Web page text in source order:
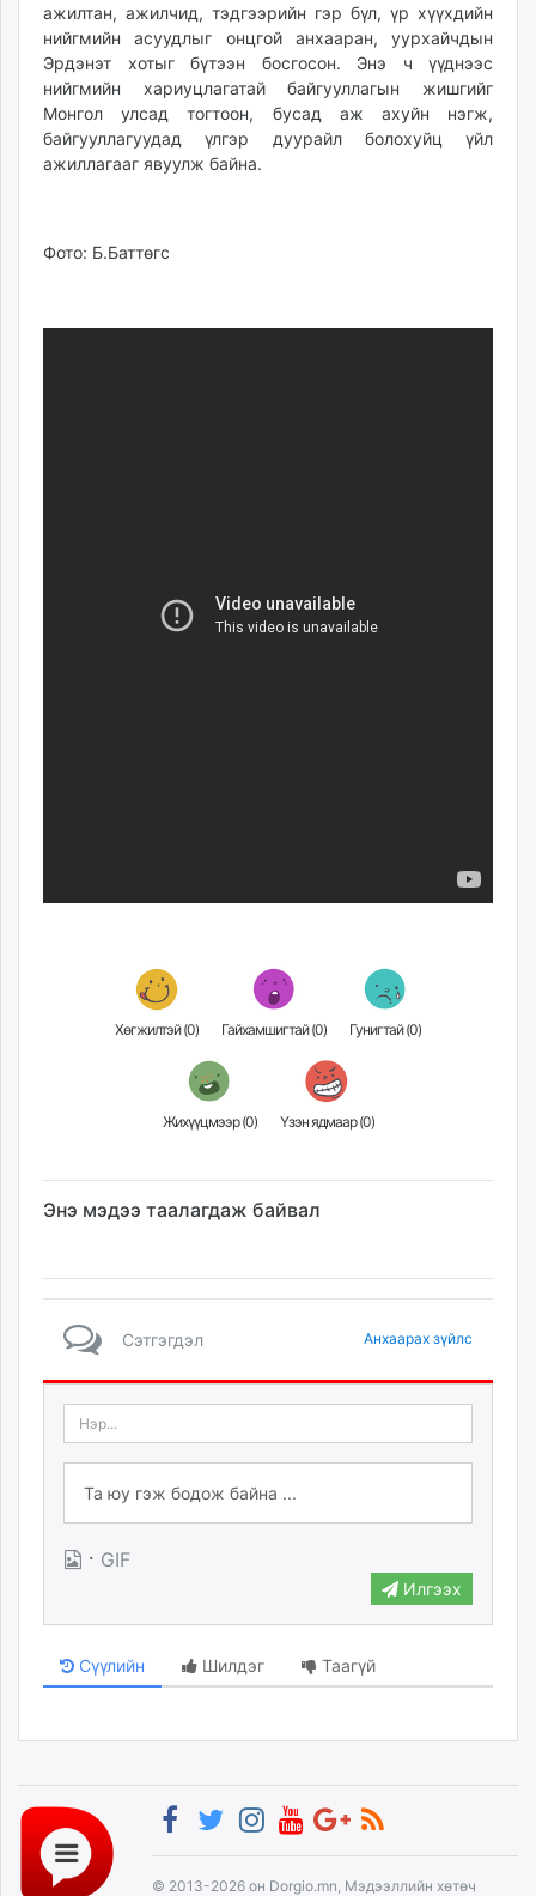
ажилтан, ажилчид, тэдгээрийн гэр бүл, үр хүүхдийн
нийгмийн асуудлыг онцгой анхааран, уурхайчдын
Эрдэнэт хотыг бүтээн босгосон. Энэ ч үүднээс
нийгмийн хариуцлагатай байгууллагын жишгийг
Монгол улсад тогтоон, бусад аж ахуйн нэгж,
байгууллагуудад үлгэр дуурайл болохуйц үйл
ажиллагааг явуулж байна.
Фото: Б.Баттөгс
Хөгжилтэй (0) Гайхамшигтай (0) Гунигтай (0)
Жихүүцмээр (0) Үзэн ядмаар (0)
Энэ мэдээ таалагдаж байвал
Сэтгэгдэл Анхаарах зүйлс
· GIF
Илгээх
Сүүлийн Шилдэг Таагүй
© 2013-2026 он Dorgio.mn, Мэдээллийн хөтөч